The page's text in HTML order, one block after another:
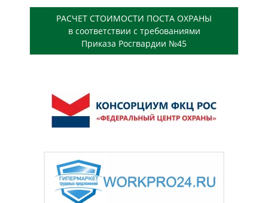
РАСЧЕТ СТОИМОСТИ ПОСТА ОХРАНЫ
в соответствии с требованиями
Приказа Росгвардии №45